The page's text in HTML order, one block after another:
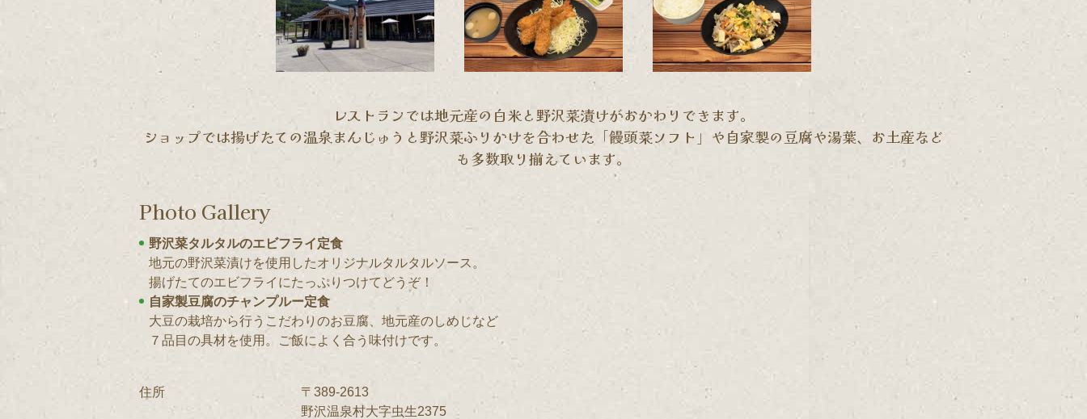
レストランでは地元産の白米と野沢菜漬けがおかわりできます。
ショップでは揚げたての温泉まんじゅうと野沢菜ふりかけを合わせた「饅頭菜ソフト」や自家製の豆腐や湯葉、お土産など
も多数取り揃えています。
Photo Gallery
野沢菜タルタルのエビフライ定食
地元の野沢菜漬けを使用したオリジナルタルタルソース。
揚げたてのエビフライにたっぷりつけてどうぞ！
自家製豆腐のチャンプルー定食
大豆の栽培から行うこだわりのお豆腐、地元産のしめじなど
７品目の具材を使用。ご飯によく合う味付けです。
住所
〒389-2613
野沢温泉村大字虫生2375